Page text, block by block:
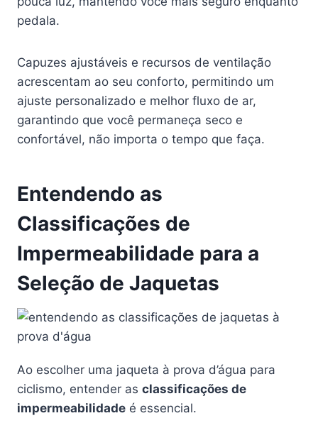
pedala.
Capuzes ajustáveis e recursos de ventilação
acrescentam ao seu conforto, permitindo um
ajuste personalizado e melhor fluxo de ar,
garantindo que você permaneça seco e
confortável, não importa o tempo que faça.
Entendendo as
Classificações de
Impermeabilidade para a
Seleção de Jaquetas
Ao escolher uma jaqueta à prova d’água para
ciclismo, entender as classificações de
impermeabilidade é essencial.